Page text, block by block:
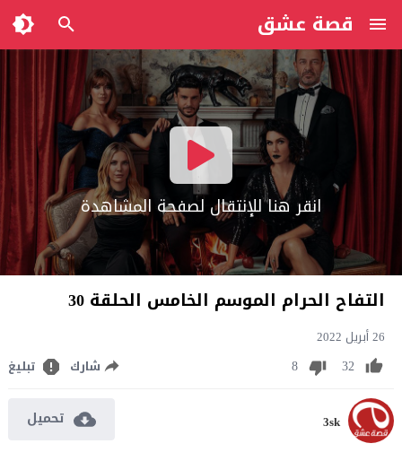
قصة عشق
انقر هنا للإنتقال لصفحة المشاهدة
التفاح الحرام الموسم الخامس الحلقة 30
26 أبريل 2022
32
8 شارك تبليغ
3sk تحميل